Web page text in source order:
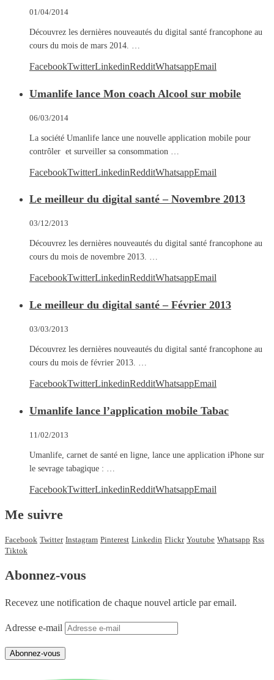
01/04/2014
Découvrez les dernières nouveautés du digital santé francophone au
cours du mois de mars 2014. …
FacebookTwitterLinkedinRedditWhatsappEmail
Umanlife lance Mon coach Alcool sur mobile
06/03/2014
La société Umanlife lance une nouvelle application mobile pour
contrôler et surveiller sa consommation …
FacebookTwitterLinkedinRedditWhatsappEmail
Le meilleur du digital santé – Novembre 2013
03/12/2013
Découvrez les dernières nouveautés du digital santé francophone au
cours du mois de novembre 2013. …
FacebookTwitterLinkedinRedditWhatsappEmail
Le meilleur du digital santé – Février 2013
03/03/2013
Découvrez les dernières nouveautés du digital santé francophone au
cours du mois de février 2013. …
FacebookTwitterLinkedinRedditWhatsappEmail
Umanlife lance l’application mobile Tabac
11/02/2013
Umanlife, carnet de santé en ligne, lance une application iPhone sur
le sevrage tabagique : …
FacebookTwitterLinkedinRedditWhatsappEmail
Me suivre
Facebook Twitter Instagram Pinterest Linkedin Flickr Youtube Whatsapp Rss
Tiktok
Abonnez-vous
Recevez une notification de chaque nouvel article par email.
Adresse e-mail
Abonnez-vous